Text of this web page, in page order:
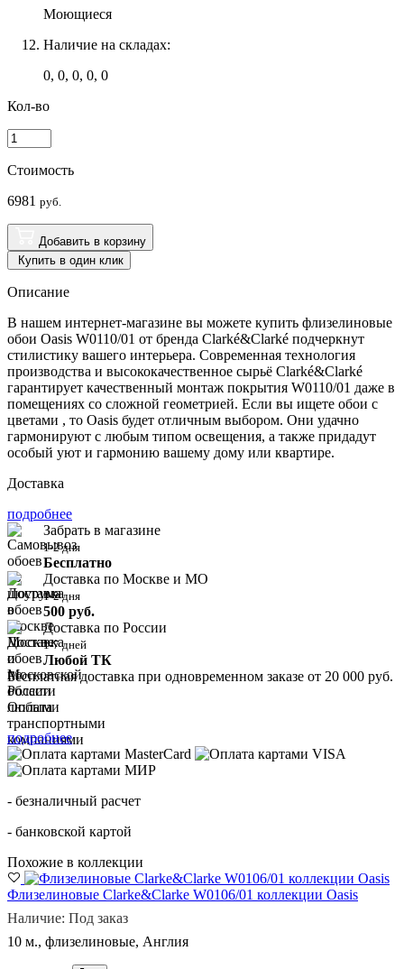
Моющиеся
Наличие на складах:
0, 0, 0, 0, 0
Кол-во
Стоимость
6981 руб.
Добавить в корзину
Купить в один клик
Описание
В нашем интернет-магазине вы можете купить флизелиновые
обои Oasis W0110/01 от бренда Clarké&Clarké подчеркнут
стилистику вашего интерьера. Современная технология
производства и высококачественное сырьё Clarké&Clarké
гарантирует качественный монтаж покрытия W0110/01 даже в
помещениях со сложной геометрией. Если вы ищете обои с
цветами , то Oasis будет отличным выбором. Они удачно
гармонируют с любым типом освещения, а также придадут
особый уют и гармонию вашему дому или квартире.
Доставка
подробнее
Забрать в магазине
1-2 дня
Бесплатно
Доставка по Москве и МО
1-2 дня
500 руб.
Доставка по России
1-7 дней
Любой ТК
Бесплатная доставка при одновременном заказе от 20 000 руб.
Оплата
подробнее
- безналичный расчет
- банковской картой
Похожие в коллекции
Флизелиновые Clarke&Clarke W0106/01 коллекции Oasis
Наличие: Под заказ
10 м., флизелиновые, Англия